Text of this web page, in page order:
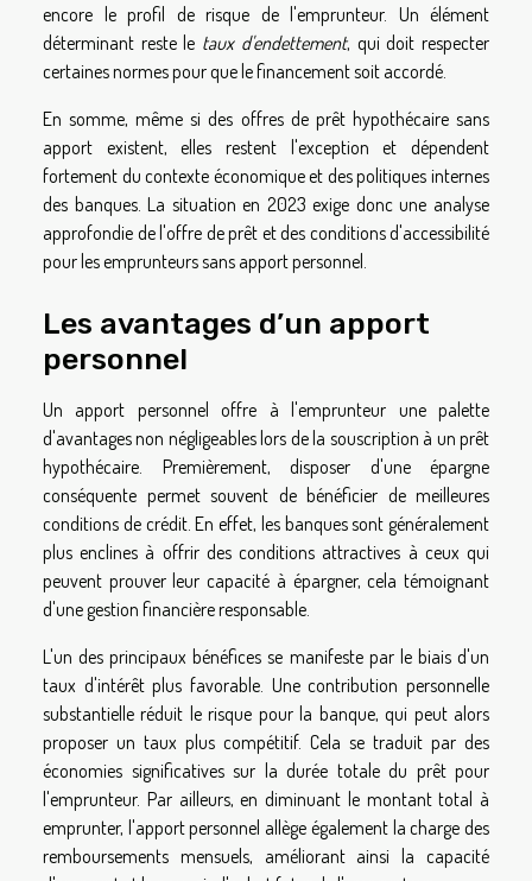
encore le profil de risque de l'emprunteur. Un élément
déterminant reste le taux d'endettement, qui doit respecter
certaines normes pour que le financement soit accordé.
En somme, même si des offres de prêt hypothécaire sans
apport existent, elles restent l'exception et dépendent
fortement du contexte économique et des politiques internes
des banques. La situation en 2023 exige donc une analyse
approfondie de l'offre de prêt et des conditions d'accessibilité
pour les emprunteurs sans apport personnel.
Les avantages d’un apport
personnel
Un apport personnel offre à l'emprunteur une palette
d'avantages non négligeables lors de la souscription à un prêt
hypothécaire. Premièrement, disposer d'une épargne
conséquente permet souvent de bénéficier de meilleures
conditions de crédit. En effet, les banques sont généralement
plus enclines à offrir des conditions attractives à ceux qui
peuvent prouver leur capacité à épargner, cela témoignant
d'une gestion financière responsable.
L'un des principaux bénéfices se manifeste par le biais d'un
taux d'intérêt plus favorable. Une contribution personnelle
substantielle réduit le risque pour la banque, qui peut alors
proposer un taux plus compétitif. Cela se traduit par des
économies significatives sur la durée totale du prêt pour
l'emprunteur. Par ailleurs, en diminuant le montant total à
emprunter, l'apport personnel allège également la charge des
remboursements mensuels, améliorant ainsi la capacité